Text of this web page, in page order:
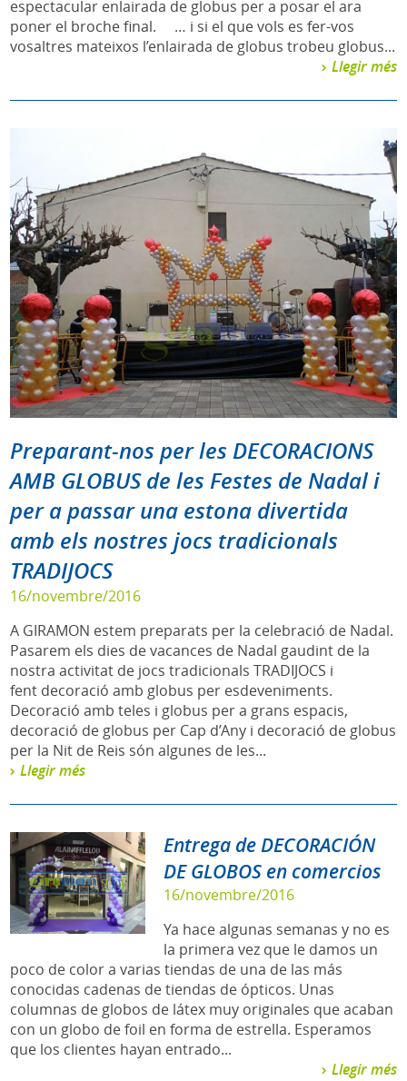
espectacular enlairada de globus per a posar el ara
poner el broche final. … i si el que vols es fer-vos
vosaltres mateixos l’enlairada de globus trobeu globus...
Llegir més
Preparant-nos per les DECORACIONS
AMB GLOBUS de les Festes de Nadal i
per a passar una estona divertida
amb els nostres jocs tradicionals
TRADIJOCS
16/novembre/2016
A GIRAMON estem preparats per la celebració de Nadal.
Pasarem els dies de vacances de Nadal gaudint de la
nostra activitat de jocs tradicionals TRADIJOCS i
fent decoració amb globus per esdeveniments.
Decoració amb teles i globus per a grans espacis,
decoració de globus per Cap d’Any i decoració de globus
per la Nit de Reis són algunes de les...
Llegir més
Entrega de DECORACIÓN
DE GLOBOS en comercios
16/novembre/2016
Ya hace algunas semanas y no es
la primera vez que le damos un
poco de color a varias tiendas de una de las más
conocidas cadenas de tiendas de ópticos. Unas
columnas de globos de látex muy originales que acaban
con un globo de foil en forma de estrella. Esperamos
que los clientes hayan entrado...
Llegir més